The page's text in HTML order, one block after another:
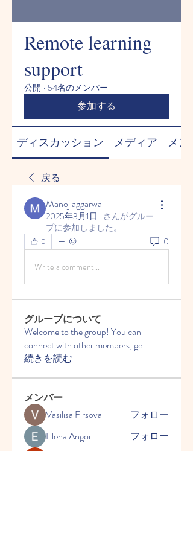
Remote learning
support
公開 · 54名のメンバー
参加する
ディスカッション メディア メン
戻る
Manoj aggarwal
2025年3月1日 · さんがグルー
プに参加しました。
0 0
Write a comment...
グループについて
Welcome to the group! You can
connect with other members, ge...
続きを読む
メンバー
Vasilisa Firsova
フォロー
Elena Angor
フォロー